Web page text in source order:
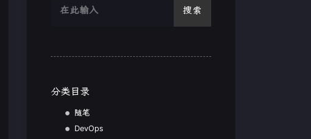
搜索
分类目录
随笔
DevOps